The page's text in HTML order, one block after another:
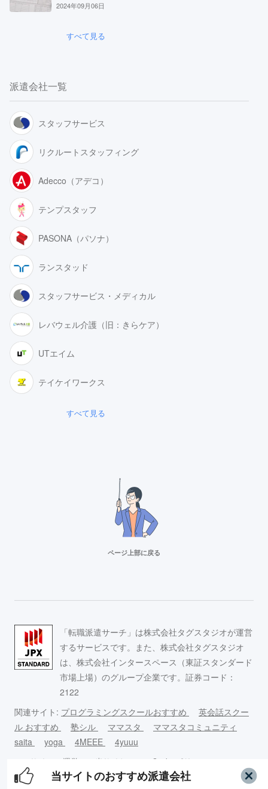
当サイトのおすすめ派遣会社
事務求人が豊富！
スタッフサービス
求人数16万件以上の派遣会社！
リクルートスタッフィング
派遣満足度14部門でNo.1
2024年09月06日
すべて見る
派遣会社一覧
スタッフサービス
リクルートスタッフィング
Adecco（アデコ）
テンプスタッフ
PASONA（パソナ）
ランスタッド
スタッフサービス・メディカル
レバウェル介護（旧：きらケア）
UTエイム
テイケイワークス
すべて見る
ページ上部に戻る
このサイ
トについ
運営
者情
当サイトの
引用につい
Cookieポリ
シーについ
制作ポリシ
「転職派遣サーチ」は株式会社タグスタジオが運営
するサービスです。また、株式会社タグスタジオ
は、株式会社インタースペース（東証スタンダード
市場上場）のグループ企業です。証券コード：
2122
関連サイト: プログラミングスクールおすすめ
英会話スクー
ル おすすめ
塾シル ママスタ
ママスタコミュニティ
saita
yoga 4MEEE 4yuuu